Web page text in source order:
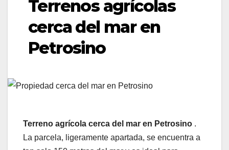
Terrenos agrícolas
cerca del mar en
Petrosino
Terreno agrícola cerca del mar en Petrosino .
La parcela, ligeramente apartada, se encuentra a